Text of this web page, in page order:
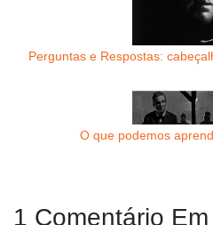
Perguntas e Respostas:
O que podemos
1 Comentário